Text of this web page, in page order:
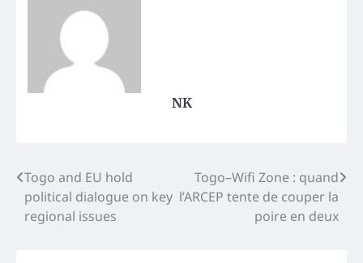
NK
Post
navigation
Togo and EU hold
political dialogue on key
regional issues
Togo–Wifi Zone : quand
l’ARCEP tente de couper la
poire en deux